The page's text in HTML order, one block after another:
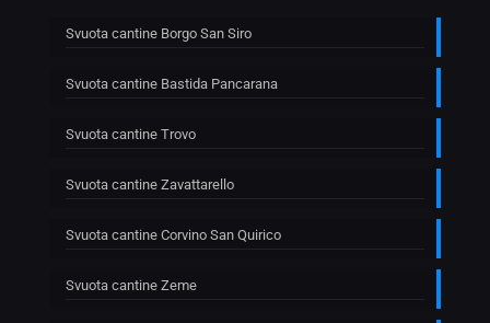
Svuota cantine Borgo San Siro
Svuota cantine Bastida Pancarana
Svuota cantine Trovo
Svuota cantine Zavattarello
Svuota cantine Corvino San Quirico
Svuota cantine Zeme